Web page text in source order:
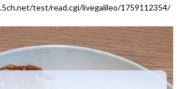
test/read.cgi/livegalileo/1759112354/